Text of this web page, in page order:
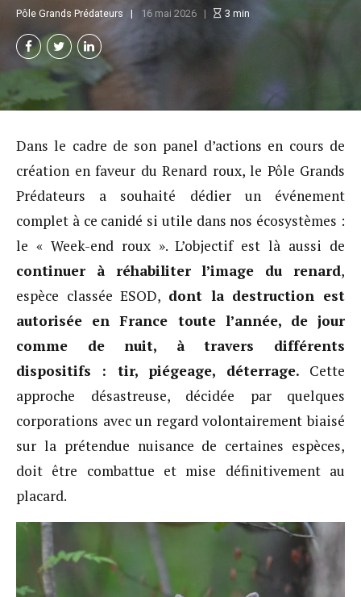
Pôle Grands Prédateurs 16 mai 2026 3 min
Dans le cadre de son panel d’actions en cours de
création en faveur du Renard roux, le Pôle Grands
Prédateurs a souhaité dédier un événement
complet à ce canidé si utile dans nos écosystèmes :
le « Week-end roux ». L’objectif est là aussi de
continuer à réhabiliter l’image du renard,
espèce classée ESOD, dont la destruction est
autorisée en France toute l’année, de jour
comme de nuit, à travers différents
dispositifs : tir, piégeage, déterrage. Cette
approche désastreuse, décidée par quelques
corporations avec un regard volontairement biaisé
sur la prétendue nuisance de certaines espèces,
doit être combattue et mise définitivement au
placard.